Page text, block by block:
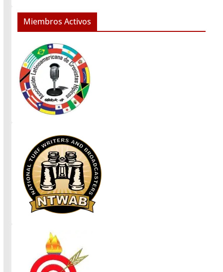
Miembros Activos